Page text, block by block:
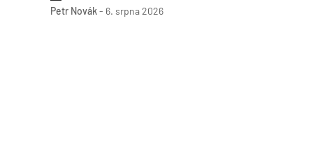
Petr Novák- 6. srpna 2026